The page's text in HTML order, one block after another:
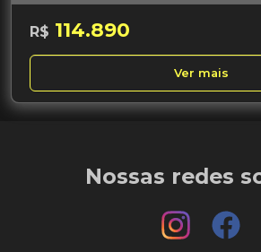
R$ 114.890
Ver mais
Nossas redes